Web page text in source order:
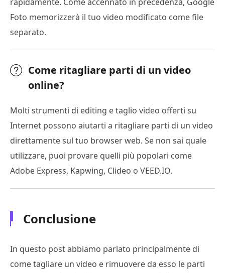
Foto memorizzerà il tuo video modificato come file
separato.
Come ritagliare parti di un video
online?
Molti strumenti di editing e taglio video offerti su
Internet possono aiutarti a ritagliare parti di un video
direttamente sul tuo browser web. Se non sai quale
utilizzare, puoi provare quelli più popolari come
Adobe Express, Kapwing, Clideo o VEED.IO.
Conclusione
In questo post abbiamo parlato principalmente di
come tagliare un video e rimuovere da esso le parti